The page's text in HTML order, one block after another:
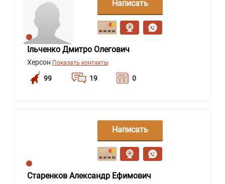
Ільченко Дмитро Олегович
Херсон Показать контакты
99 19 0
Написать
сообщение
Старенков Александр Ефимович
Написать
сообщение